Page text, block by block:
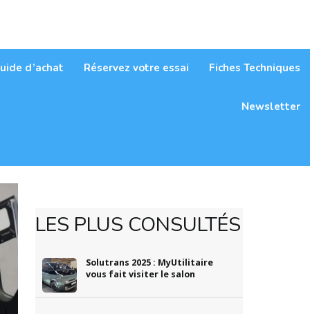
d’achat Réservez votre essai Fiches Techniques
Newsletter
LES PLUS CONSULTÉS
Solutrans 2025 : MyUtilitaire
vous fait visiter le salon